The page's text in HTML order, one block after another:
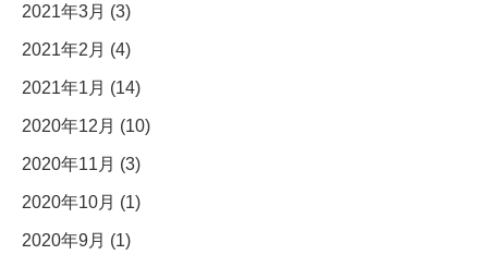
2021年3月 (3)
2021年2月 (4)
2021年1月 (14)
2020年12月 (10)
2020年11月 (3)
2020年10月 (1)
2020年9月 (1)